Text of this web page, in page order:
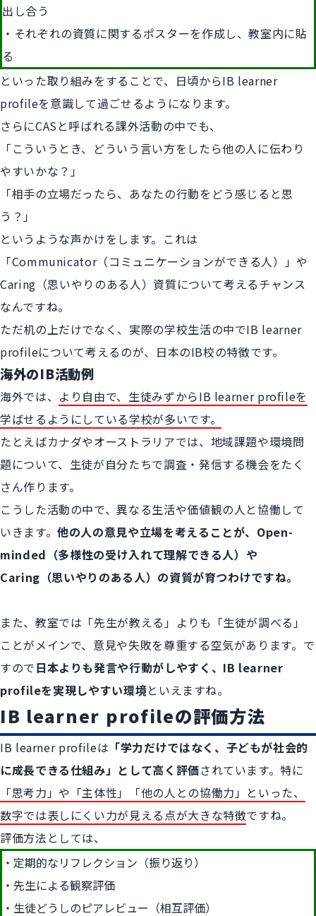
出し合う
・それぞれの資質に関するポスターを作成し、教室内に貼
る
といった取り組みをすることで、日頃からIB learner
profileを意識して過ごせるようになります。
さらにCASと呼ばれる課外活動の中でも、
「こういうとき、どういう言い方をしたら他の人に伝わり
やすいかな？」
「相手の立場だったら、あなたの行動をどう感じると思
う？」
というような声かけをします。これは
「Communicator（コミュニケーションができる人）」や
Caring（思いやりのある人）資質について考えるチャンス
なんですね。
ただ机の上だけでなく、実際の学校生活の中でIB learner
profileについて考えるのが、日本のIB校の特徴です。
海外のIB活動例
海外では、 より自由で、生徒みずからIB learner profileを
学ばせるようにしている学校が多いです。
たとえばカナダやオーストラリアでは、地域課題や環境問
題について、生徒が自分たちで調査・発信する機会をたく
さん作ります。
こうした活動の中で、異なる生活や価値観の人と協働して
いきます。他の人の意見や立場を考えることが、Open-
minded（多様性の受け入れて理解できる人）や
Caring（思いやりのある人）の資質が育つわけですね。
また、教室では「先生が教える」よりも「生徒が調べる」
ことがメインで、意見や失敗を尊重する空気があります。で
すので日本よりも発言や行動がしやすく、IB learner
profileを実現しやすい環境といえますね。
IB learner profileの評価方法
IB learner profileは 「学力だけではなく、子どもが社会的
に成長できる仕組み」として高く評価されています。特に
「思考力」や「主体性」「他の人との協働力」といった、
数字では表しにくい力が見える点が大きな特徴ですね。
評価方法としては、
定期的なリフレクション（振り返り）
先生による観察評価
生徒どうしのピアレビュー（相互評価）